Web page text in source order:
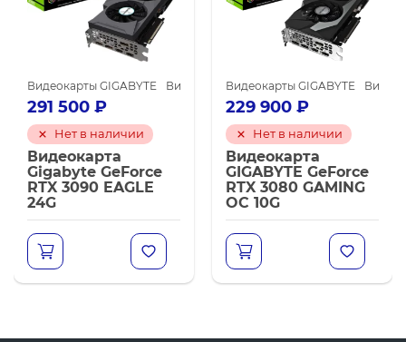
NVIDIA для майнинга
NVIDIA GeForce RTX 3060 Ti Видеокарты NVIDIA для майнинга
Видеокарты GIGABYTE Видеокарты NVIDIA GeForce RTX 3090
291 500 ₽
Нет в наличии
Видеокарта
Gigabyte GeForce
RTX 3090 EAGLE
24G
Видеокарты GIGABYTE
229 900 ₽
Нет в наличии
Видеокарта
GIGABYTE GeForce
RTX 3080 GAMING
OC 10G